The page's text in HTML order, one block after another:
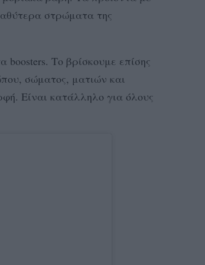
στρώματα της
boosters. Το βρίσκουμε επίσης
σώματος, ματιών και
Είναι κατάλληλο για όλους